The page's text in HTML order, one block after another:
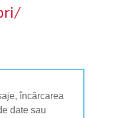
încărcarea
date sau